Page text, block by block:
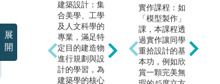
建築設計：集
合美學、工學
及人文科學的
專業，滿足特
定目的建造物
進行規劃與設
計的學習，為
建築學的核心
建築環境控
制：建築為人
所用，環境控
制乃使建築成
為更合於使
用。本專業包
括建成環境中
實作課程：如
「模型製作」
課，本課程透
過實作讓同學
重拾設計的基
本功，例如欣
賞一顆完美無
展
開